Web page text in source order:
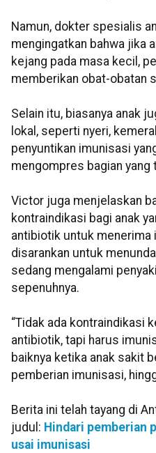
Namun, dokter spesialis
mengingatkan bahwa jika
kejang pada masa kecil,
memberikan obat-obatan
Selain itu, biasanya anak
lokal, seperti nyeri,
penyuntikan imunisasi
mengompres bagian
Victor juga menjelaskan
kontraindikasi bagi anak
antibiotik untuk menerima
disarankan untuk
sedang mengalami
sepenuhnya.
“Tidak ada kontraindikasi
antibiotik, tapi harus
baiknya ketika anak sakit
pemberian imunisasi,
Berita ini telah tayang di
judul: Hindari pemberian
usai imunisasi